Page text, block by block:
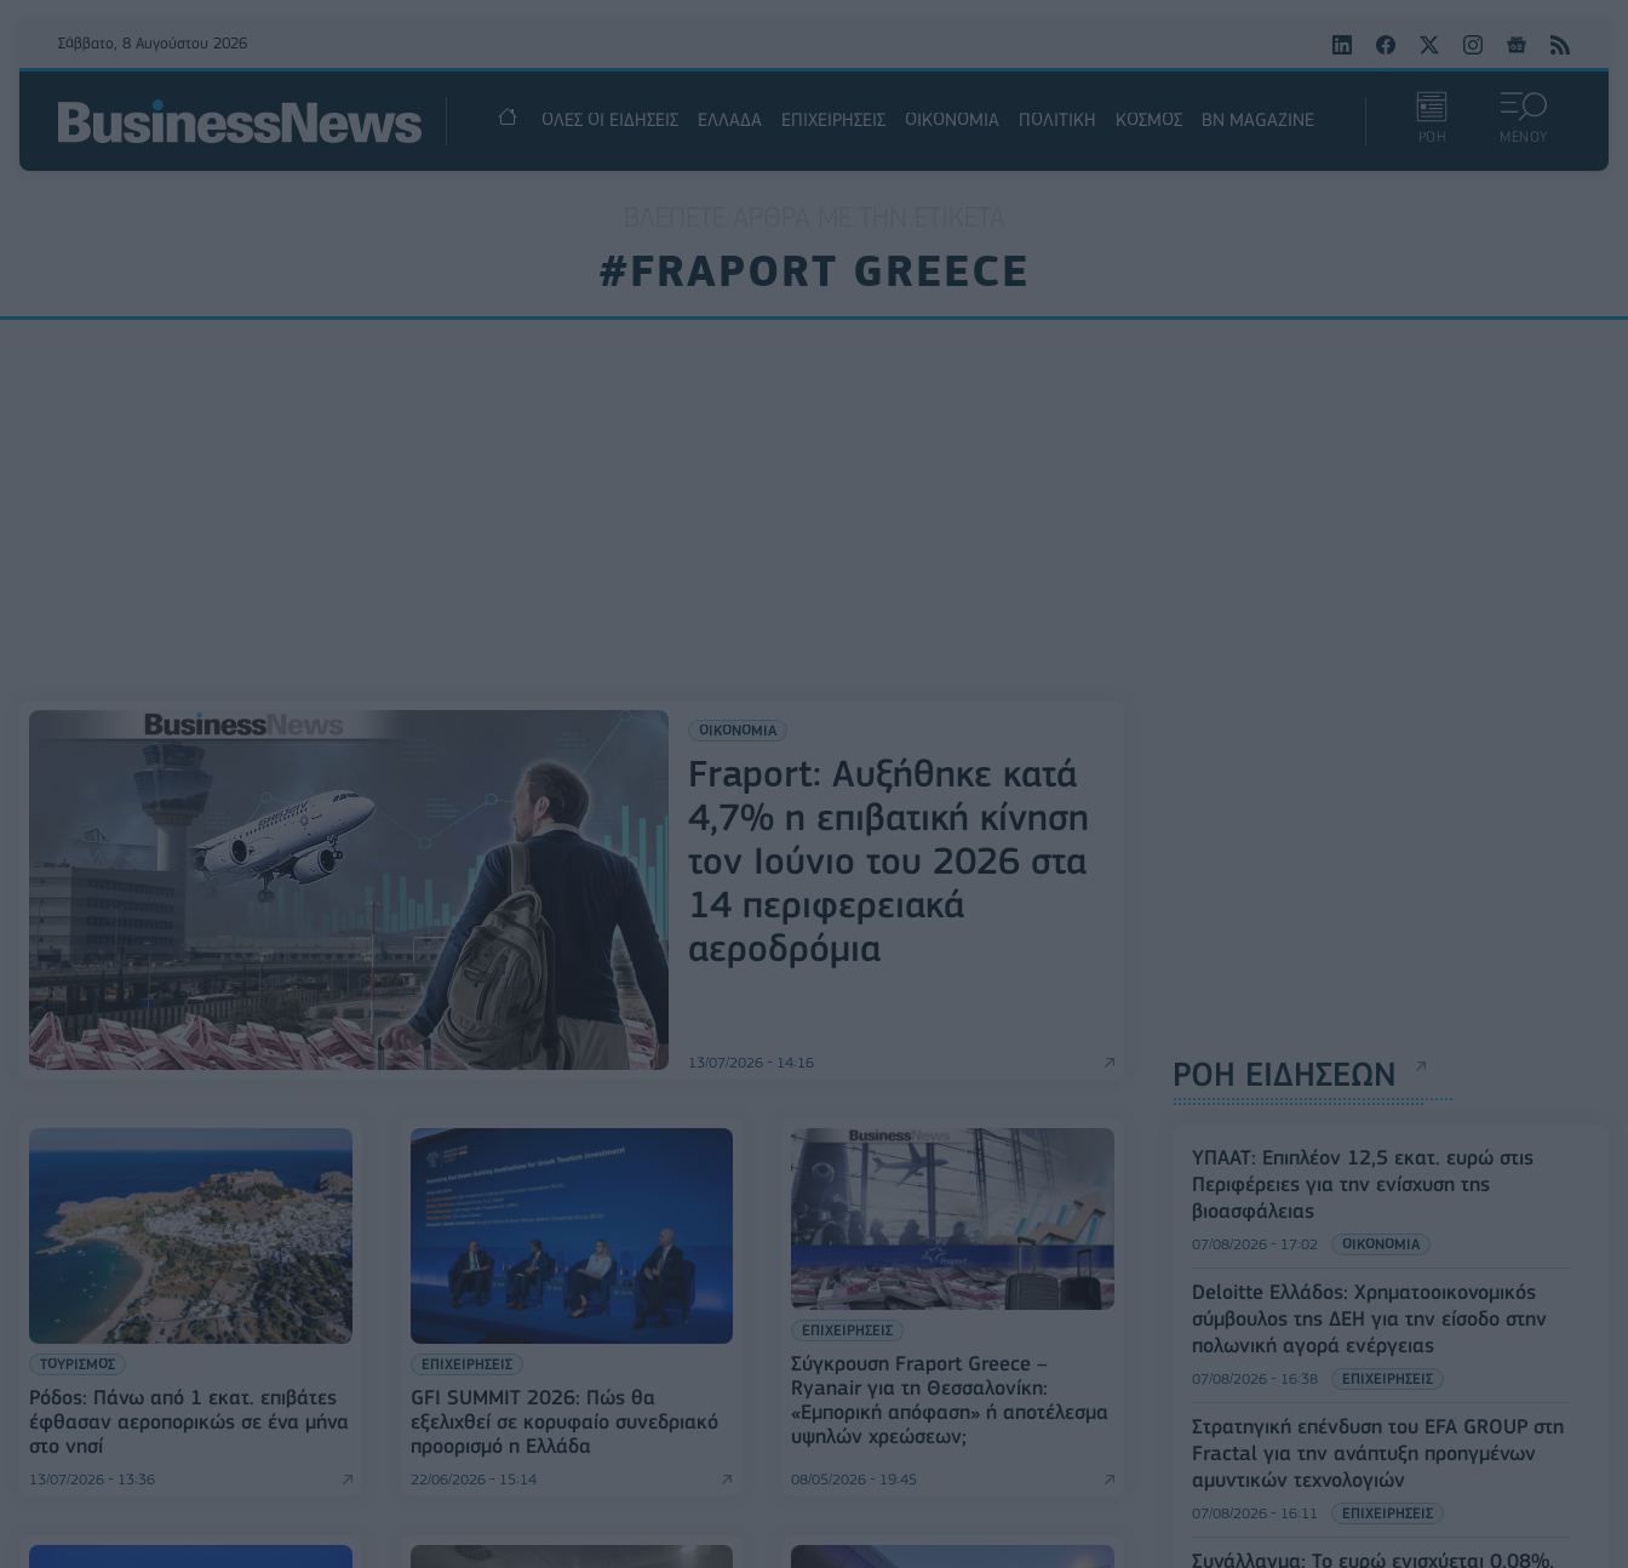
Σάββατο, 8 Αυγούστου 2026
ΟΛΕΣ ΟΙ ΕΙΔΗΣΕΙΣ ΕΛΛΑΔΑ ΕΠΙΧΕΙΡΗΣΕΙΣ ΟΙΚΟΝΟΜΙΑ ΠΟΛΙΤΙΚΗ ΚΟΣΜΟΣ BN MAGAZINE
ΡΟΗ ΜΕΝΟΥ
#FRAPORT GREECE
ΟΙΚΟΝΟΜΙΑ
Fraport: Αυξήθηκε κατά
4,7% η επιβατική κίνηση
τον Ιούνιο του 2026 στα
14 περιφερειακά
αεροδρόμια
13/07/2026 - 14:16
ΤΟΥΡΙΣΜΟΣ
Ρόδος: Πάνω από 1 εκατ. επιβάτες
έφθασαν αεροπορικώς σε ένα μήνα
στο νησί
13/07/2026 - 13:36
ΕΠΙΧΕΙΡΗΣΕΙΣ
GFI SUMMIT 2026: Πώς θα
εξελιχθεί σε κορυφαίο συνεδριακό
προορισμό η Ελλάδα
22/06/2026 - 15:14
ΕΠΙΧΕΙΡΗΣΕΙΣ
Σύγκρουση Fraport Greece –
Ryanair για τη Θεσσαλονίκη:
«Εμπορική απόφαση» ή αποτέλεσμα
υψηλών χρεώσεων;
08/05/2026 - 19:45
ΡΟΗ ΕΙΔΗΣΕΩΝ
ΥΠΑΑΤ: Επιπλέον 12,5 εκατ. ευρώ στις
Περιφέρειες για την ενίσχυση της
βιοασφάλειας
07/08/2026 - 17:02 ΟΙΚΟΝΟΜΙΑ
Deloitte Ελλάδος: Χρηματοοικονομικός
σύμβουλος της ΔΕΗ για την είσοδο στην
πολωνική αγορά ενέργειας
07/08/2026 - 16:38 ΕΠΙΧΕΙΡΗΣΕΙΣ
Στρατηγική επένδυση του EFA GROUP στη
Fractal για την ανάπτυξη προηγμένων
αμυντικών τεχνολογιών
07/08/2026 - 16:11 ΕΠΙΧΕΙΡΗΣΕΙΣ
Συνάλλαγμα: Το ευρώ ενισχύεται 0,08%,